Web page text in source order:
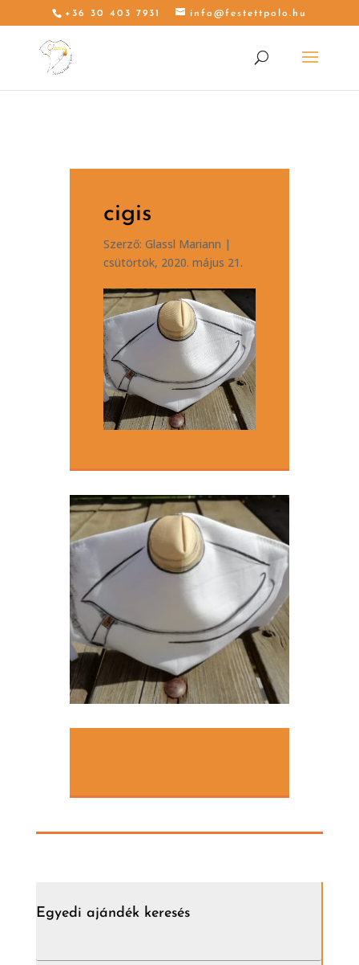
+36 30 403 7931 info@festettpolo.hu
cigis
Szerző: Glassl Mariann |
csütörtök, 2020. május 21.
Egyedi ajándék keresés